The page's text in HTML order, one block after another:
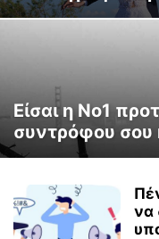
Είσαι η Νο1
συντρόφου σου
να